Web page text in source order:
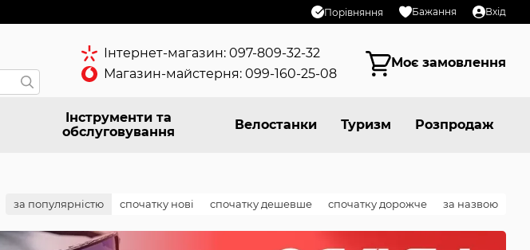
Порівняння Бажання Вхід
Інтернет-магазин: 097-809-32-32
Магазин-майстерня: 099-160-25-08
Моє замовлення
Інструменти та
обслуговування
Велостанки Туризм Розпродаж
за популярністю спочатку нові спочатку дешевше спочатку дорожче за назвою